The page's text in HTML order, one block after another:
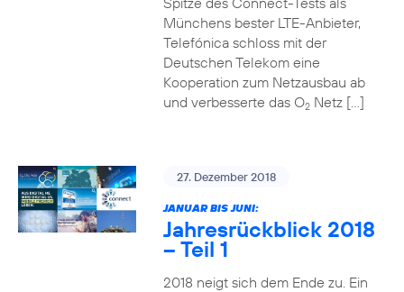
Münchens bester LTE-Anbieter,
Telefónica schloss mit der
Deutschen Telekom eine
Kooperation zum Netzausbau ab
und verbesserte das O2Netz […]
27. Dezember 2018
JANUAR BIS JUNI:
Jahresrückblick 2018
– Teil 1
2018 neigt sich dem Ende zu. Ein